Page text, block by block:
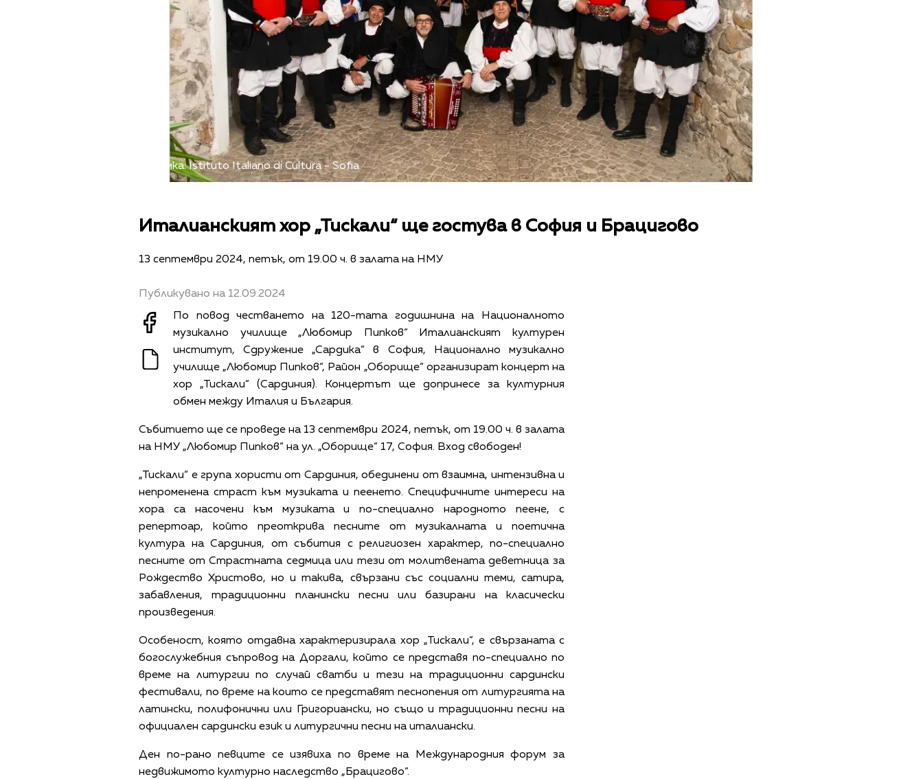
Снимка: Istituto Italiano di Cultura - Sofia
Италианският хор „Тискали“ ще гостува в София и Брацигово
13 септември 2024, петък, от 19.00 ч. в залата на НМУ
Публикувано на 12.09.2024
По повод честването на 120-тата годишнина на Националното
музикално училище „Любомир Пипков“ Италианският културен
институт, Сдружение „Сардика“ в София, Национално музикално
училище „Любомир Пипков“, Район „Оборище“ организират концерт на
хор „Тискали“ (Сардиния). Концертът ще допринесе за културния
обмен между Италия и България.
Събитието ще се проведе на 13 септември 2024, петък, от 19.00 ч. в залата
на НМУ „Любомир Пипков“ на ул. „Оборище“ 17, София. Вход свободен!
„Тискали“ е група хористи от Сардиния, обединени от взаимна, интензивна и
непроменена страст към музиката и пеенето. Специфичните интереси на
хора са насочени към музиката и по-специално народното пеене, с
репертоар, който преоткрива песните от музикалната и поетична
култура на Сардиния, от събития с религиозен характер, по-специално
песните от Страстната седмица или тези от молитвената деветница за
Рождество Христово, но и такива, свързани със социални теми, сатира,
забавления, традиционни планински песни или базирани на класически
произведения.
Особеност, която отдавна характеризирала хор „Тискали“, е свързаната с
богослужебния съпровод на Доргали, който се представя по-специално по
време на литургии по случай сватби и тези на традиционни сардински
фестивали, по време на които се представят песнопения от литургията на
латински, полифонични или Григориански, но също и традиционни песни на
официален сардински език и литургични песни на италиански.
Ден по-рано певците се изявиха по време на Международния форум за
недвижимото културно наследство „Брацигово“.